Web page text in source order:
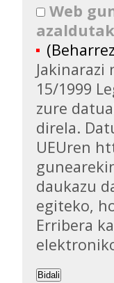
Web
Jakinarazi
15/1999
zure
direla.
UEUren
daukazu
egiteko,
Erribera
Bidali